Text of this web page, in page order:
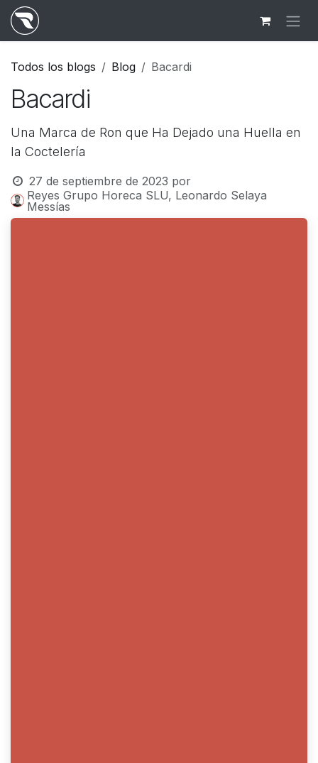
Ir al contenido
Todos los blogs Blog Bacardi
Bacardi
Una Marca de Ron que Ha Dejado una Huella en
la Coctelería
27 de septiembre de 2023 por
Reyes Grupo Horeca SLU, Leonardo Selaya
Messías